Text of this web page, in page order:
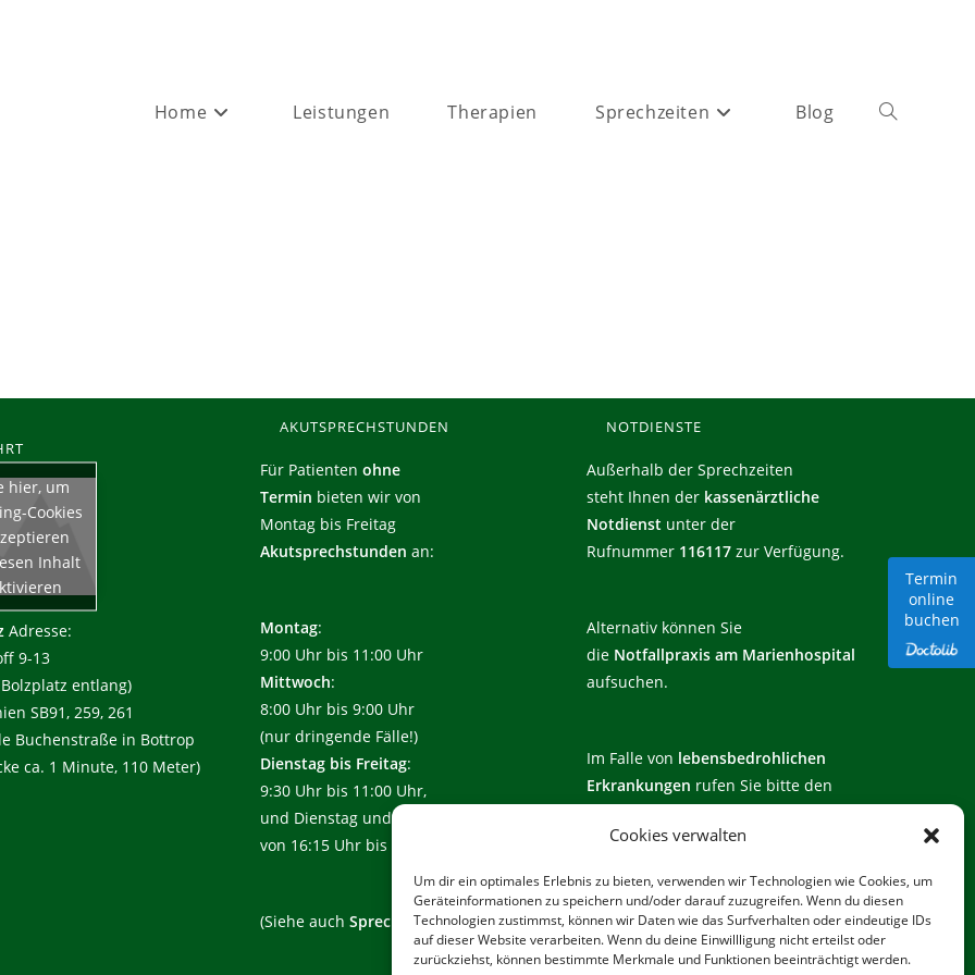
Cookies verwalten
Um dir ein optimales Erlebnis zu bieten, verwenden wir Technologien wie Cookies, um
Geräteinformationen zu speichern und/oder darauf zuzugreifen. Wenn du diesen
Technologien zustimmst, können wir Daten wie das Surfverhalten oder eindeutige IDs
auf dieser Website verarbeiten. Wenn du deine Einwillligung nicht erteilst oder
zurückziehst, können bestimmte Merkmale und Funktionen beeinträchtigt werden.
Home Leistungen Therapien Sprechzeiten Blog Website-
Termin
online
buchen
hier, um
Cookies
Inhalt
Adresse:
9-13
entlang)
SB91, 259, 261
Buchenstraße in Bottrop
ca. 1 Minute, 110 Meter)
AKUTSPRECHSTUNDEN
Für Patienten ohne
Termin bieten wir von
Montag bis Freitag
Akutsprechstunden an:
Montag:
9:00 Uhr bis 11:00 Uhr
Mittwoch:
8:00 Uhr bis 9:00 Uhr
(nur dringende Fälle!)
Dienstag bis Freitag:
9:30 Uhr bis 11:00 Uhr,
und Dienstag und Donnerstag
von 16:15 Uhr bis 17:45 Uhr
(Siehe auch Sprechzeiten!)
NOTDIENSTE
Außerhalb der Sprechzeiten
steht Ihnen der kassenärztliche
Notdienst unter der
Rufnummer 116117 zur Verfügung.
Alternativ können Sie
die Notfallpraxis am Marienhospital
aufsuchen.
Im Falle von lebensbedrohlichen
Erkrankungen rufen Sie bitte den
112an!